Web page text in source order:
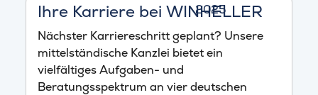
Ihre Karriere bei WINHELLER
Nächster Karriereschritt geplant? Unsere
mittelständische Kanzlei bietet ein
vielfältiges Aufgaben- und
Beratungsspektrum an vier deutschen